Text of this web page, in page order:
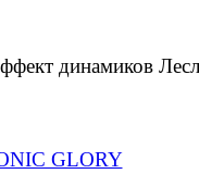
динамиков